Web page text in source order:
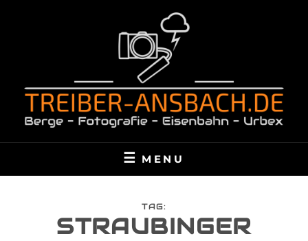
TREIBER-ANSBACH.DE
MENU
TAG:
STRAUBINGER